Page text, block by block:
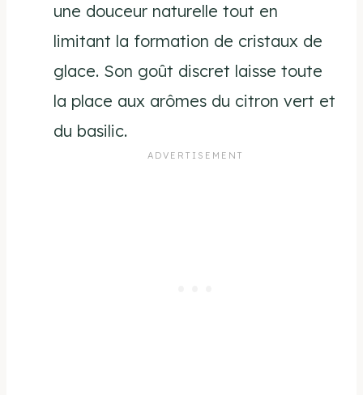
une douceur naturelle tout en
limitant la formation de cristaux de
glace. Son goût discret laisse toute
la place aux arômes du citron vert et
du basilic.